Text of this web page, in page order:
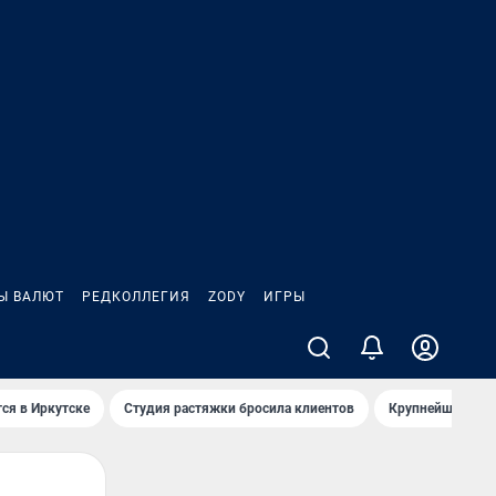
ВАЛЮТ РЕДКОЛЛЕГИЯ ZODY ИГРЫ
в Иркутске Студия растяжки бросила клиентов Крупнейшие